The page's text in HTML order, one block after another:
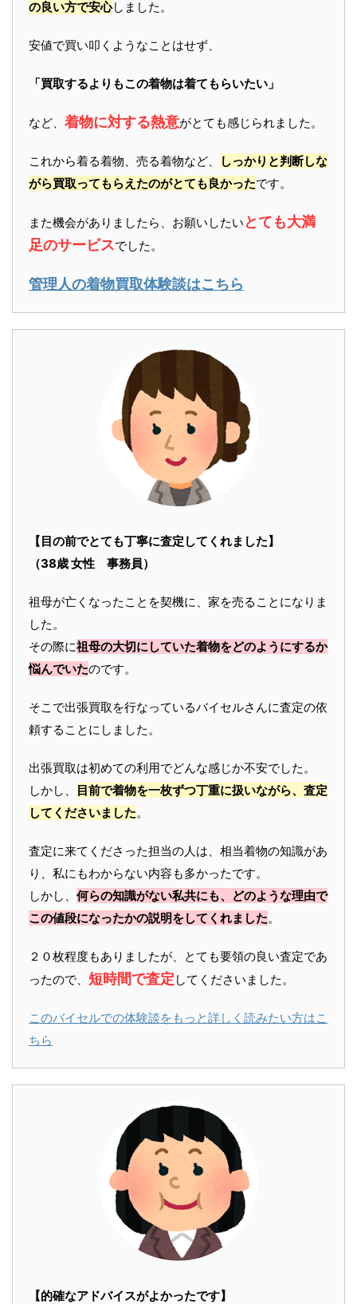
の良い方で安心しました。
安値で買い叩くようなことはせず、
「買取するよりもこの着物は着てもらいたい」
など、 着物に対する熱意がとても感じられました。
これから着る着物、売る着物など、
しっかりと判断しな
がら買取ってもらえたのがとても良かったです。
また機会がありましたら、お願いしたい とても大満
足のサービスでした。
管理人の着物買取体験談はこちら
【目の前でとても丁寧に査定してくれました】
（38歳 女性 事務員）
祖母が亡くなったことを契機に、家を売ることになりま
した。
その際に祖母の大切にしていた着物をどのようにするか
悩んでいたのです。
そこで出張買取を行なっているバイセルさんに査定の依
頼することにしました。
出張買取は初めての利用でどんな感じか不安でした。
しかし、
目前で着物を一枚ずつ丁重に扱いながら、査定
してくださいました。
査定に来てくださった担当の人は、相当着物の知識があ
り、私にもわからない内容も多かったです。
しかし、 何らの知識がない私共にも、どのような理由で
この値段になったかの説明をしてくれました。
２０枚程度もありましたが、とても要領の良い査定であ
ったので、 短時間で査定 してくださいました。
このバイセルでの体験談をもっと詳しく読みたい方はこ
ちら
【的確なアドバイスがよかったです】